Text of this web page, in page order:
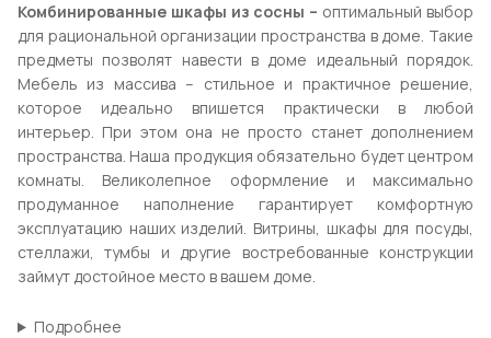
Комбинированные шкафы из сосны – оптимальный выбор
для рациональной организации пространства в доме. Такие
предметы позволят навести в доме идеальный порядок.
Мебель из массива – стильное и практичное решение,
которое идеально впишется практически в любой
интерьер. При этом она не просто станет дополнением
пространства. Наша продукция обязательно будет центром
комнаты. Великолепное оформление и максимально
продуманное наполнение гарантирует комфортную
эксплуатацию наших изделий. Витрины, шкафы для посуды,
стеллажи, тумбы и другие востребованные конструкции
займут достойное место в вашем доме.
Подробнее